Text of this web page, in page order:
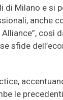
di Milano e si
anche
così
sfide
le